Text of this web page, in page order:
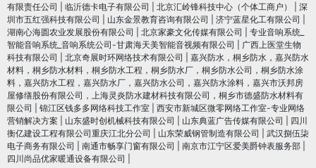
有限责任公司
临沂德卡电子有限公司 北京汇岭锋科技中心（个体工商户）
深
圳市五红强科技有限公司
山东金景教育咨询有限公司 济宁蓝星化工有限公司
湖南心海圆农业发展股份有限公司
北京家豪文化传媒有限公司
专业音响系统_
智能音响系统_音响系统公司-甘肃海天美智能音视频有限公司
广西上医堂生物
科技有限公司
北京奇展时环网络技术有限公司
嘉兴防水，桐乡防水，嘉兴防水
材料，桐乡防水材料，桐乡防水工程，桐乡防水厂，桐乡防水公司，桐乡防水涂
料，嘉兴防水工程，嘉兴防水厂，嘉兴防水公司，嘉兴防水涂料，嘉兴市沃邦房
屋修缮股份有限公司，上海灵炎防水建材科技有限公司，桐乡市德盛防水材料有
限公司
锦江区钱多多网络科技工作室
西安市新城区微零网络工作室-专业网络
营销解决方案
山东盛时创机械科技有限公司 山东典蓝广告传媒有限公司
四川
衡亿建设工程有限公司重庆江北分公司
山东荣威钢管制造有限公司
武汉捌伍柒
电子商务有限公司
南通市畅享门窗有限公司 南京市江宁区爱美爵钟表服务部
四川尚品优家暖通设备有限公司